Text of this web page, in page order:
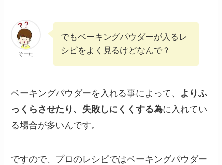
そーた
でもベーキングパウダーが入るレ
シピをよく見るけどなんで？
ベーキングパウダーを入れる事によって、 よりふ
っくらさせたり、失敗しにくくする為に入れてい
る場合が多いんです。
ですので、プロのレシピではベーキングパウダー